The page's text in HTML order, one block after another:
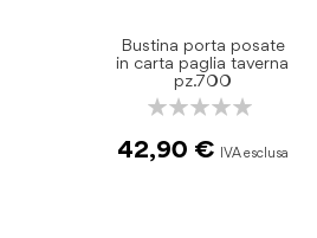
Bustina porta posate
in carta paglia taverna
pz.700
Rating:
42,90 €